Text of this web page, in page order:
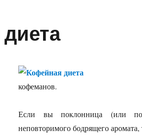
кофеманов.
Если вы поклонница (или
неповторимого бодрящего аромата,